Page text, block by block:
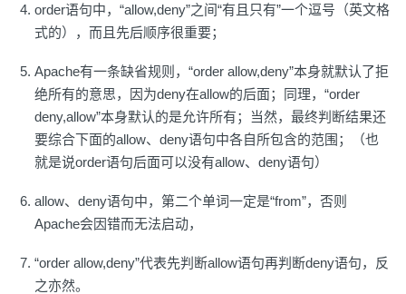
order语句中，“allow,deny”之间“有且只有”一个逗号（英文格
式的），而且先后顺序很重要；
Apache有一条缺省规则，“order allow,deny”本身就默认了拒
绝所有的意思，因为deny在allow的后面；同理，“order
deny,allow”本身默认的是允许所有；当然，最终判断结果还
要综合下面的allow、deny语句中各自所包含的范围；（也
就是说order语句后面可以没有allow、deny语句）
allow、deny语句中，第二个单词一定是“from”，否则
Apache会因错而无法启动，
“order allow,deny”代表先判断allow语句再判断deny语句，反
之亦然。